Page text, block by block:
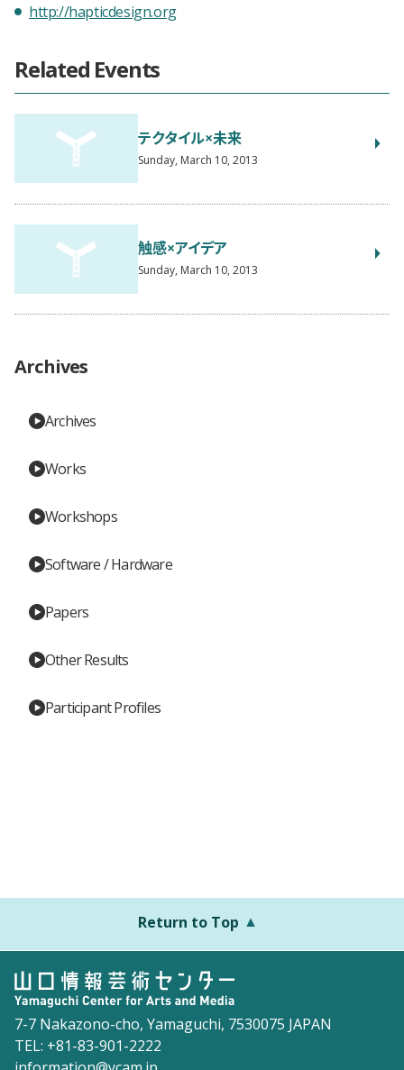
http://hapticdesign.org
Related Events
テクタイル×未来
Sunday, March 10, 2013
触感×アイデア
Sunday, March 10, 2013
Archives
Archives
Works
Workshops
Software / Hardware
Papers
Other Results
Participant Profiles
Return to Top
7-7 Nakazono-cho, Yamaguchi, 7530075 JAPAN
TEL: +81-83-901-2222